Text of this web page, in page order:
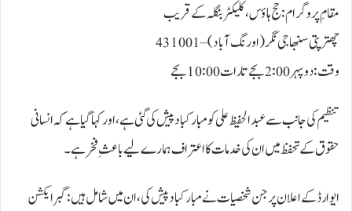
مقامِ پروگرام: حج ہاؤس، کلیکٹر بنگلہ کے قریب
چھترپتی سنبھاجی نگر (اورنگ آباد) – 431001
وقت: دوپہر 2:00 بجے تا رات 10:00 بجے
تنظیم کی جانب سے عبد الحفیظ علی کو مبارکباد پیش کی گئی ہے، اور کہا گیا ہے کہ انسانی
حقوق کے تحفظ میں ان کی خدمات کا اعتراف ہمارے لیے باعثِ فخر ہے۔
ایوارڈ کے اعلان پر جن شخصیات نے مبارکباد پیش کی، ان میں شامل ہیں: گبر ایکشن